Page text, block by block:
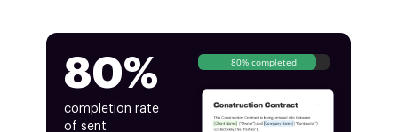
80%
completion rate
of sent
80% completed